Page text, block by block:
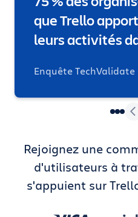
que Trello
leurs activités
Enquête
Rejoignez une
d'utilisateurs à
s'appuient sur